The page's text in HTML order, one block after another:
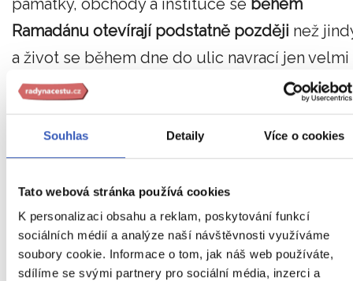
Souhlas Detaily Více o cookies
Tato webová stránka používá cookies
K personalizaci obsahu a reklam, poskytování funkcí
sociálních médií a analýze naší návštěvnosti využíváme
soubory cookie. Informace o tom, jak náš web používáte,
sdílíme se svými partnery pro sociální média, inzerci a
Ramadánu otevírají podstatně později než
a život se během dne do ulic navrací jen velmi
pomalu.
nenajdou během dne otevřenou restauraci, a
proto je dobré mít s sebou na cestách větší
svačinu.